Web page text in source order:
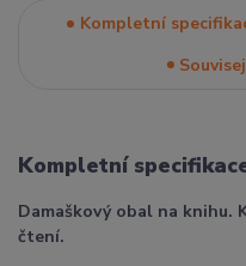
Kompletní
Kompletní
Damaškový obal na knihu.
čtení.